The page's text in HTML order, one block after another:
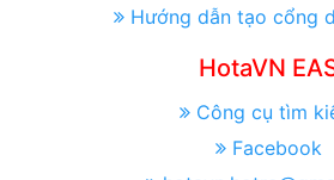
Hướng dẫn tạo cổng
HotaVN
Công cụ tìm
Facebook